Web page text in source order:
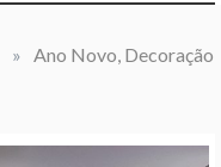
» Ano Novo, Decoração